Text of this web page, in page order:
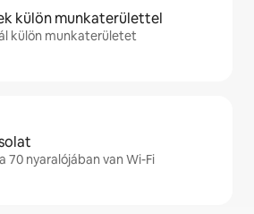
külön munkaterülettel
külön munkaterületet
70 nyaralójában van Wi-Fi